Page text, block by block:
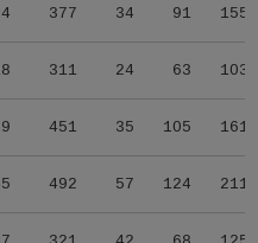
377 34 91 155
311 24 63 103
451 35 105 161
492 57 124 211